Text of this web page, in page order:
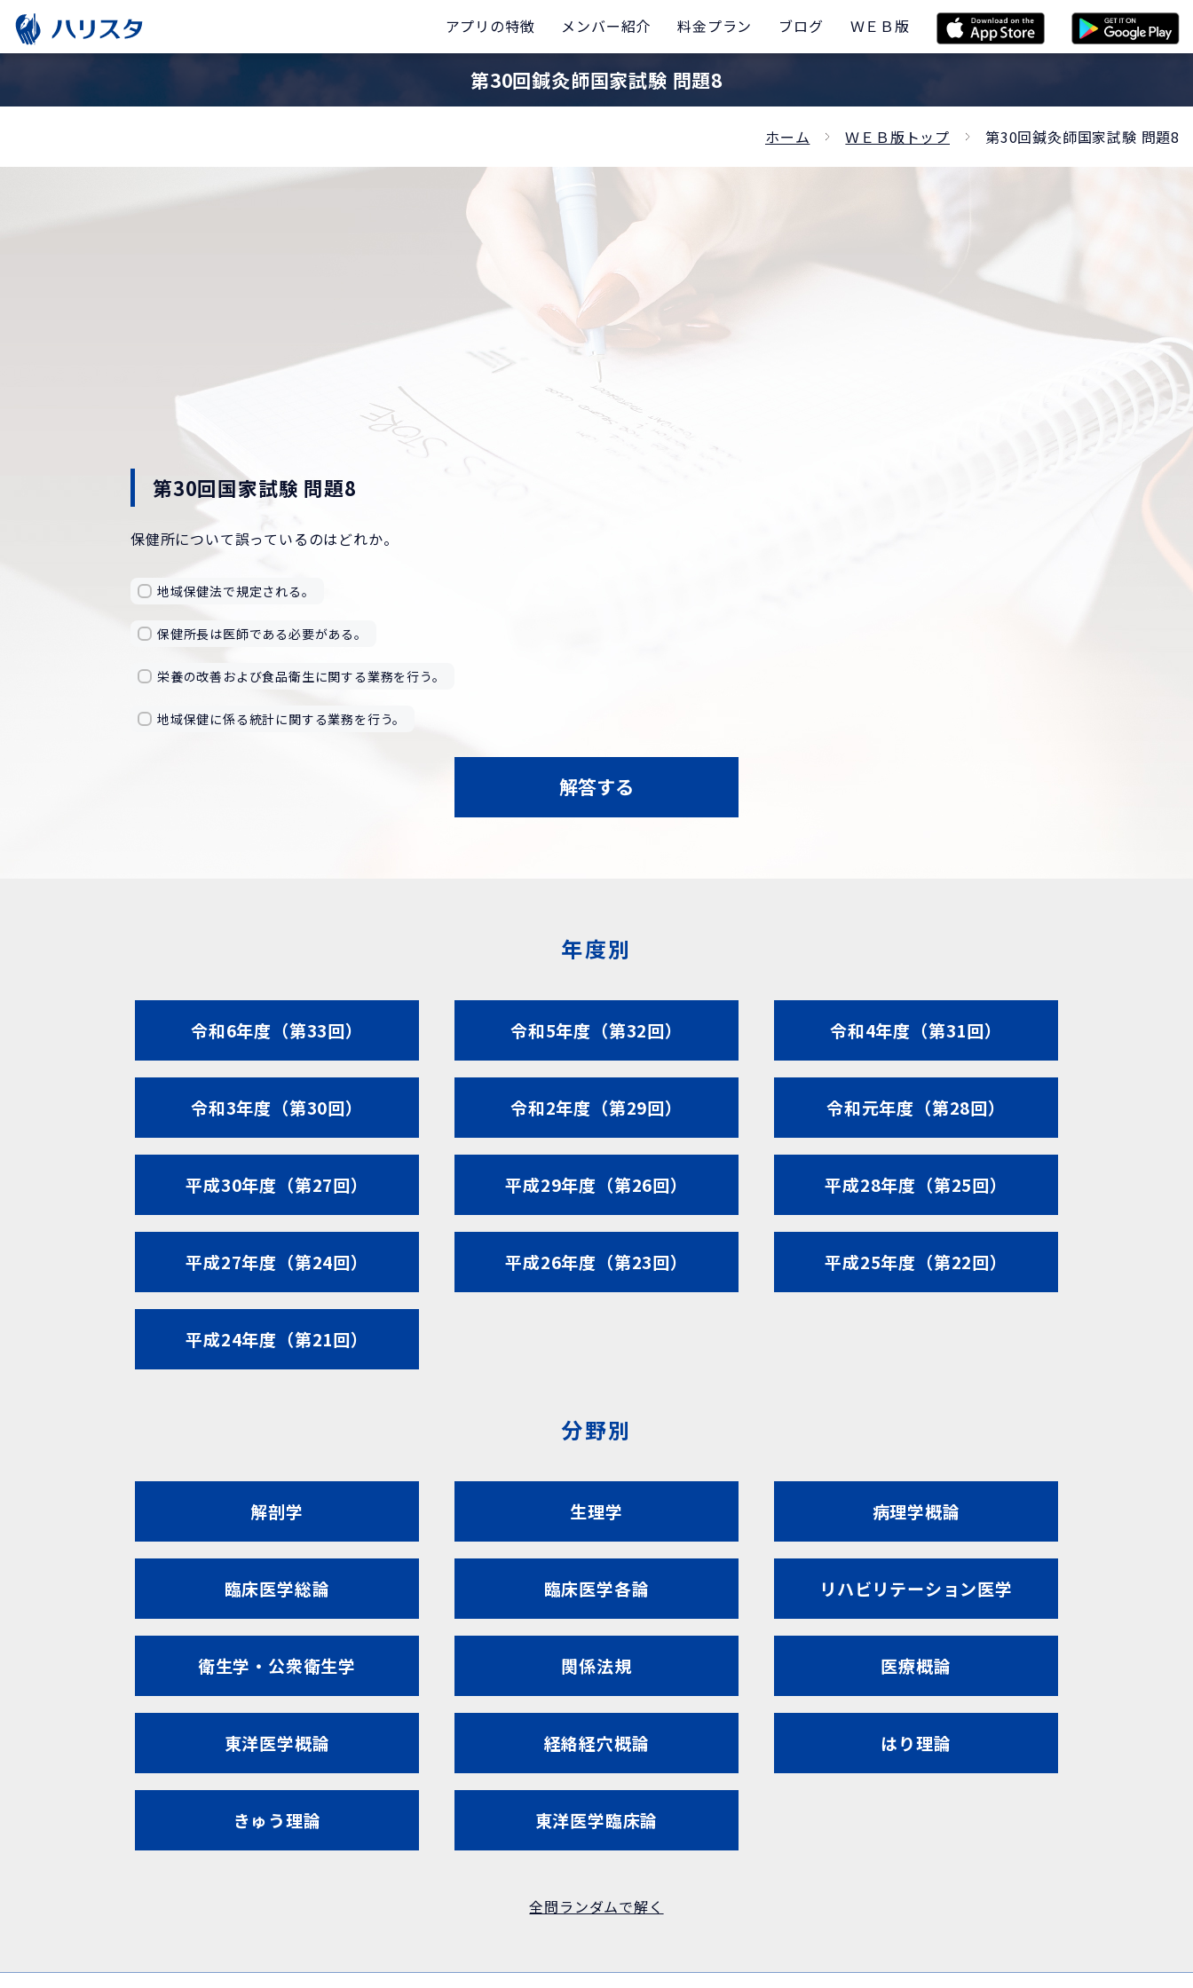
アプリの特徴 メンバー紹介 料金プラン ブログ ＷＥＢ版
第30回鍼灸師国家試験 問題8
ホーム ＷＥＢ版トップ 第30回鍼灸師国家試験 問題8
第30回国家試験 問題8
保健所について誤っているのはどれか。
地域保健法で規定される。
保健所長は医師である必要がある。
栄養の改善および食品衛生に関する業務を行う。
地域保健に係る統計に関する業務を行う。
解答する
年度別
令和6年度（第33回） 令和5年度（第32回） 令和4年度（第31回）
令和3年度（第30回） 令和2年度（第29回） 令和元年度（第28回）
平成30年度（第27回） 平成29年度（第26回） 平成28年度（第25回）
平成27年度（第24回） 平成26年度（第23回） 平成25年度（第22回）
平成24年度（第21回）
分野別
解剖学 生理学 病理学概論
臨床医学総論 臨床医学各論 リハビリテーション医学
衛生学・公衆衛生学 関係法規 医療概論
東洋医学概論 経絡経穴概論 はり理論
きゅう理論 東洋医学臨床論
全問ランダムで解く